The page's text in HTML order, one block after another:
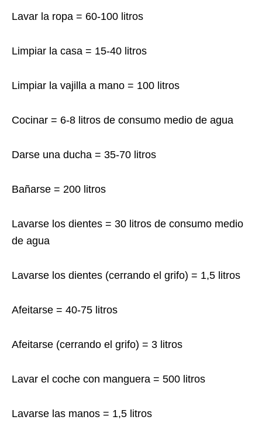
Lavar la ropa = 60-100 litros
Limpiar la casa = 15-40 litros
Limpiar la vajilla a mano = 100 litros
Cocinar = 6-8 litros de consumo medio de agua
Darse una ducha = 35-70 litros
Bañarse = 200 litros
Lavarse los dientes = 30 litros de consumo medio
de agua
Lavarse los dientes (cerrando el grifo) = 1,5 litros
Afeitarse = 40-75 litros
Afeitarse (cerrando el grifo) = 3 litros
Lavar el coche con manguera = 500 litros
Lavarse las manos = 1,5 litros